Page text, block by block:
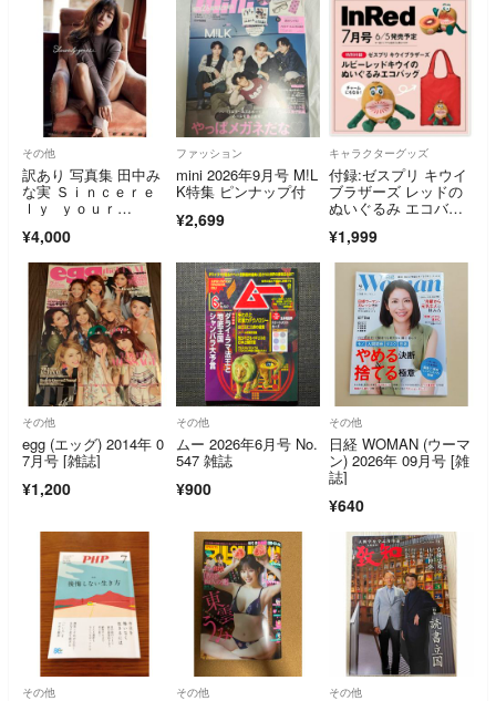
その他
訳あり 写真集 田中み
な実 Ｓｉｎｃｅｒｅ
ｌｙ ｙｏｕｒ
¥4,000
ファッション
mini 2026年9月号 M!L
K特集 ピンナップ付
¥2,699
キャラクターグッズ
付録:ゼスプリ キウイ
ブラザーズ レッドの
ぬいぐるみ エコバッ
¥1,999
その他
egg (エッグ) 2014年 0
7月号 [雑誌]
¥1,200
その他
ムー 2026年6月号 No.
547 雑誌
¥900
その他
日経 WOMAN (ウーマ
ン) 2026年 09月号 [雑
誌]
¥640
その他 その他 その他